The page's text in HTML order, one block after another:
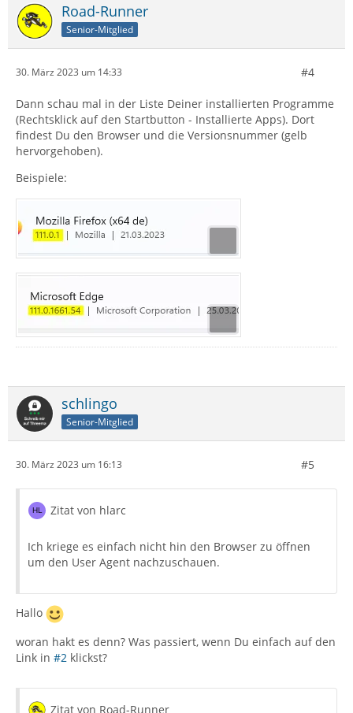
Road-Runner
Senior-Mitglied
30. März 2023 um 14:33 #4
Dann schau mal in der Liste Deiner installierten Programme
(Rechtsklick auf den Startbutton - Installierte Apps). Dort
findest Du den Browser und die Versionsnummer (gelb
hervorgehoben).
Beispiele:
schlingo
Senior-Mitglied
30. März 2023 um 16:13 #5
Zitat von hlarc
Ich kriege es einfach nicht hin den Browser zu öffnen
um den User Agent nachzuschauen.
Hallo
woran hakt es denn? Was passiert, wenn Du einfach auf den
Link in #2 klickst?
Zitat von Road-Runner